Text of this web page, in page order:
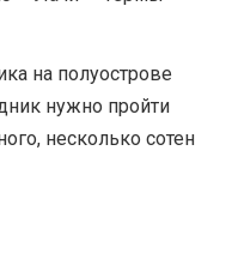
на полуострове
нужно пройти
несколько сотен